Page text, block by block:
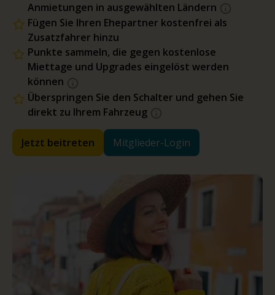
Anmietungen in ausgewählten Ländern
Fügen Sie Ihren Ehepartner kostenfrei als
Zusatzfahrer hinzu
Punkte sammeln, die gegen kostenlose
Miettage und Upgrades eingelöst werden
können
Überspringen Sie den Schalter und gehen Sie
direkt zu Ihrem Fahrzeug
Jetzt beitreten Mitglieder-Login